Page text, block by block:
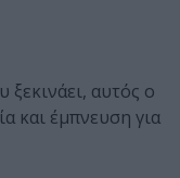
ξεκινάει, αυτός ο
και έμπνευση για